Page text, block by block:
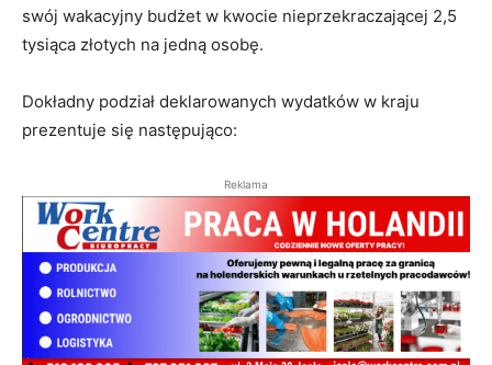
swój wakacyjny budżet w kwocie nieprzekraczającej 2,5
tysiąca złotych na jedną osobę.
Dokładny podział deklarowanych wydatków w kraju
prezentuje się następująco:
Reklama